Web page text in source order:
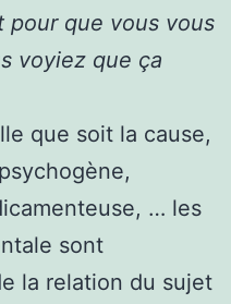
pour que vous vous
voyiez que ça
que soit la cause,
… les
sont
la relation du sujet